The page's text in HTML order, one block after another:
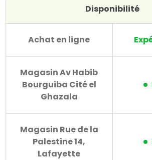
Disponibilité
Achat en ligne
Magasin Av Habib
Bourguiba Cité el
Ghazala
Magasin Rue de la
Palestine 14,
Lafayette